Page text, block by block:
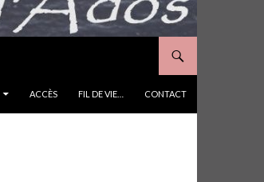
ACCÈS FIL DE VIE… CONTACT